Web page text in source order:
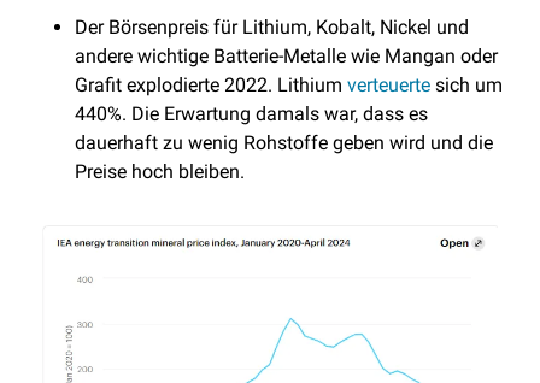
Der Börsenpreis für Lithium, Kobalt, Nickel und
andere wichtige Batterie-Metalle wie Mangan oder
Grafit explodierte 2022. Lithium verteuerte sich um
440%. Die Erwartung damals war, dass es
dauerhaft zu wenig Rohstoffe geben wird und die
Preise hoch bleiben.